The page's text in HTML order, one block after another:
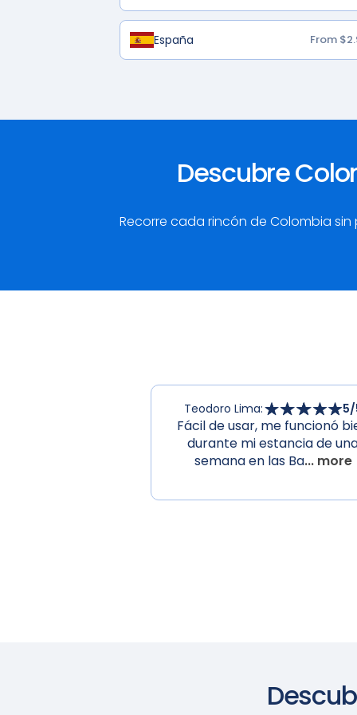
España From
Descubre
Recorre cada rincón de Colombia
Teodoro Lima: 5/
Fácil de usar, me funcionó
durante mi estancia de
semana en las Ba... more